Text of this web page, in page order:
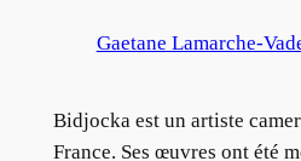
Gaetane Lamarche-
Bidjocka est un artiste
France. Ses œuvres ont été